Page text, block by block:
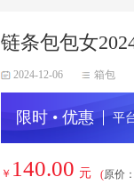
链条包包女
2024-12-06 箱包
限时 • 优惠 平
￥ 140.00 元 (原价：